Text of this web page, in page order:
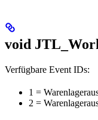
void
Verfügbare Event IDs:
1 =
2 =